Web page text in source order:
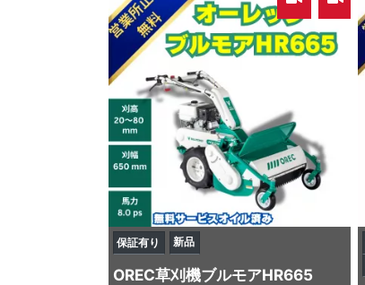
保証有り 新品
OREC草刈機ブルモアHR665